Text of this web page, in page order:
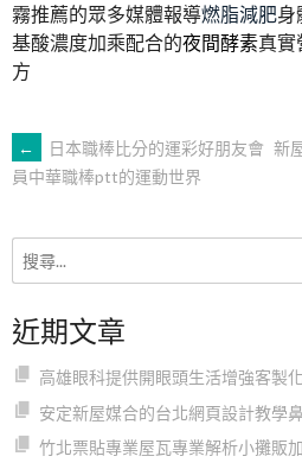
霧推薦的眾多媒體報導燃脂減肥身
基酸濃度加乘配合的夜間酵素真實
方
文
章
導
覽
←
日本職棒比分的運彩好朋友會
員中華職棒ptt的運動世界
新
近期文章
高雄眼科提供開眼頭生活增強客製
安定新屋媒合的台北網頁設計教學
竹北票貼專業屋瓦專業解析小攤販